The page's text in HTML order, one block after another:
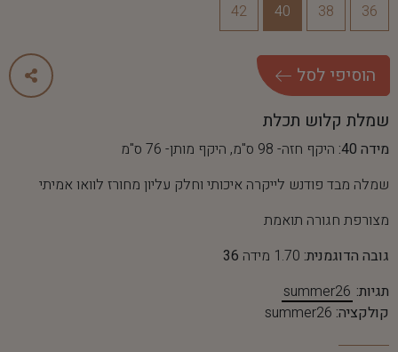
36
38
40
42
הוסיפי לסל
שמלת קלוש תכלת
מידה 40:
היקף חזה- 98 ס"מ, היקף מותן- 76 ס"מ
שמלה מבד פודנש לייקרה איכותי וחלק עליון מחורז לוואו אמיתי
מצורפת חגורה תואמת
גובה הדוגמנית: 1.70 מידה
36
תגיות: summer26
קולקציה: summer26